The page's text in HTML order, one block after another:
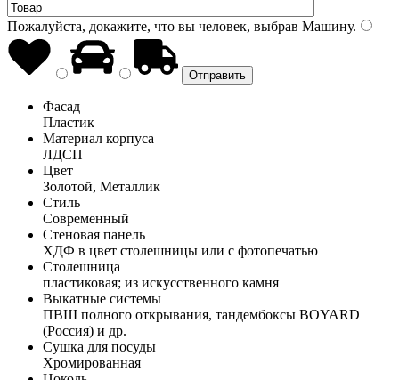
Пожалуйста, докажите, что вы человек, выбрав Машину.
Фасад
Пластик
Материал корпуса
ЛДСП
Цвет
Золотой, Металлик
Стиль
Современный
Стеновая панель
ХДФ в цвет столешницы или с фотопечатью
Столешница
пластиковая; из искусственного камня
Выкатные системы
ПВШ полного открывания, тандембоксы BOYARD
(Россия) и др.
Сушка для посуды
Хромированная